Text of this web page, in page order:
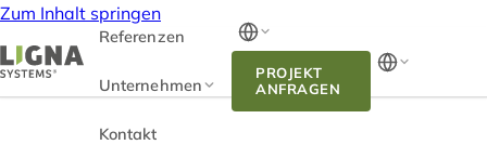
Zum Inhalt springen
Referenzen
Unternehmen
Kontakt
PROJEKT
ANFRAGEN